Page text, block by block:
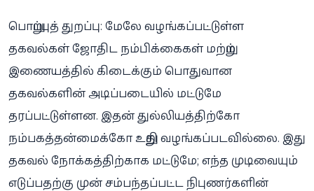
பொறுப்புத் துறப்பு: மேலே வழங்கப்பட்டுள்ள
தகவல்கள் ஜோதிட நம்பிக்கைகள் மற்றும்
இணையத்தில் கிடைக்கும் பொதுவான
தகவல்களின் அடிப்படையில் மட்டுமே
தரப்பட்டுள்ளன. இதன் துல்லியத்திற்கோ
நம்பகத்தன்மைக்கோ உறுதி வழங்கப்படவில்லை. இது
தகவல் நோக்கத்திற்காக மட்டுமே; எந்த முடிவையும்
எடுப்பதற்கு முன் சம்பந்தப்பட்ட நிபுணர்களின்